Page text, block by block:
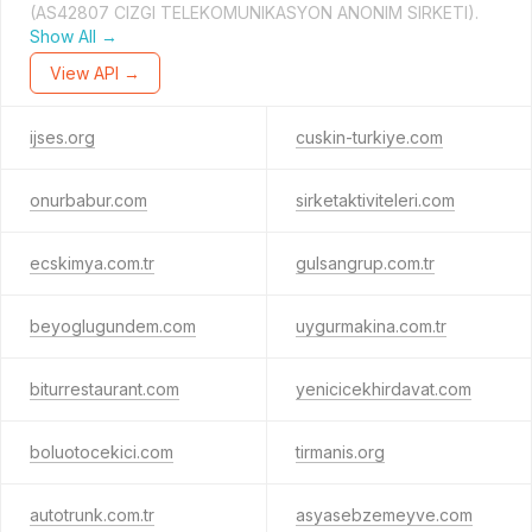
(AS42807 CIZGI TELEKOMUNIKASYON ANONIM SIRKETI).
Show All →
View API →
ijses.org cuskin-turkiye.com
onurbabur.com sirketaktiviteleri.com
ecskimya.com.tr gulsangrup.com.tr
beyoglugundem.com uygurmakina.com.tr
biturrestaurant.com yenicicekhirdavat.com
boluotocekici.com tirmanis.org
autotrunk.com.tr asyasebzemeyve.com